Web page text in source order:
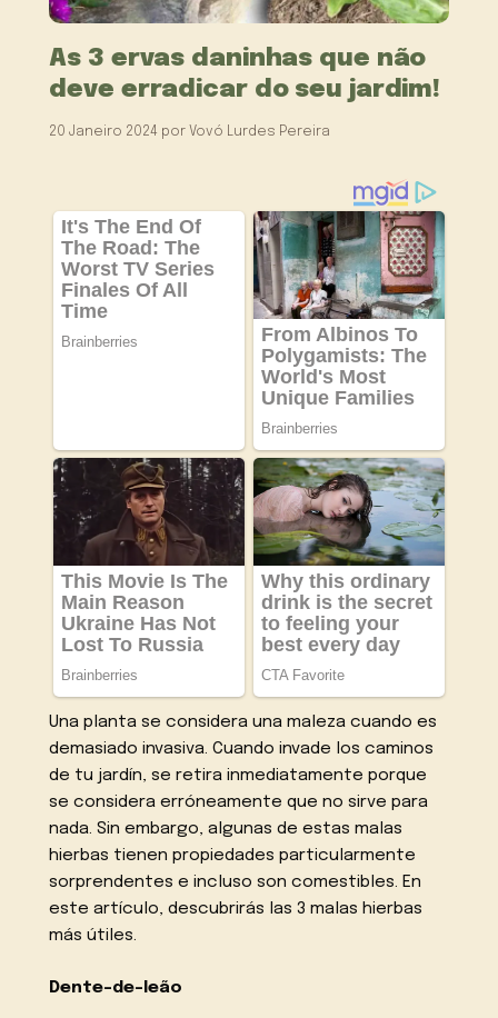
As 3 ervas daninhas que não
deve erradicar do seu jardim!
20 Janeiro 2024 por Vovó Lurdes Pereira
Una planta se considera una maleza cuando es
demasiado invasiva. Cuando invade los caminos
de tu jardín, se retira inmediatamente porque
se considera erróneamente que no sirve para
nada. Sin embargo, algunas de estas malas
hierbas tienen propiedades particularmente
sorprendentes e incluso son comestibles. En
este artículo, descubrirás las 3 malas hierbas
más útiles.
Dente-de-leão